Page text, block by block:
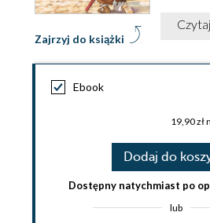
Zajrzyj do książki
Ebook
19,90 zł
Dodaj do
Dostępny natychmiast po
lub